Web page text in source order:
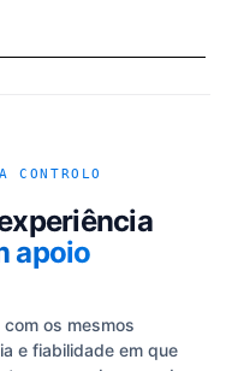
CONTROLO
apoio
os mesmos
e fiabilidade em que